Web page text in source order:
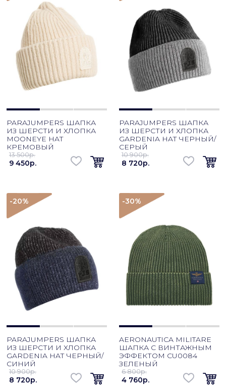
PARAJUMPERS ШАПКА
ИЗ ШЕРСТИ И ХЛОПКА
MOONEYE HAT
КРЕМОВЫЙ
13 500p.
9 450p.
PARAJUMPERS ШАПКА
ИЗ ШЕРСТИ И ХЛОПКА
GARDENIA HAT ЧЕРНЫЙ/
СЕРЫЙ
10 900p.
8 720p.
-20%
PARAJUMPERS ШАПКА
ИЗ ШЕРСТИ И ХЛОПКА
GARDENIA HAT ЧЕРНЫЙ/
СИНИЙ
10 900p.
8 720p.
-30%
AERONAUTICA MILITARE
ШАПКА С ВИНТАЖНЫМ
ЭФФЕКТОМ CU0084
ЗЕЛЕНЫЙ
6 800p.
4 760p.